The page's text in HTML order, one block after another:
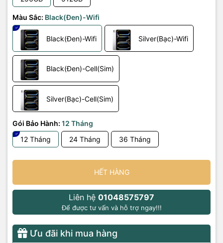
Màu Sắc: Black(Đen)-Wifi
Black(Đen)-Wifi Silver(Bạc)-Wifi
Black(Đen)-Cell(Sim)
Silver(Bạc)-Cell(Sim)
Gói Bảo Hành: 12 Tháng
12 Tháng
24 Tháng 36 Tháng
HẾT HÀNG
Liên hệ 01048575797
Để được tư vấn và hỗ trợ ngay!!!
Ưu đãi khi mua hàng